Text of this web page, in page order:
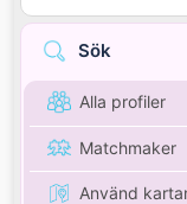
Sök
Alla profiler
Matchmaker
Använd